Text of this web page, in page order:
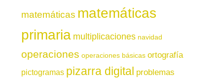
matemáticas matemáticas
primaria multiplicaciones navidad
operaciones operaciones básicas ortografía
pictogramas pizarra digital problemas